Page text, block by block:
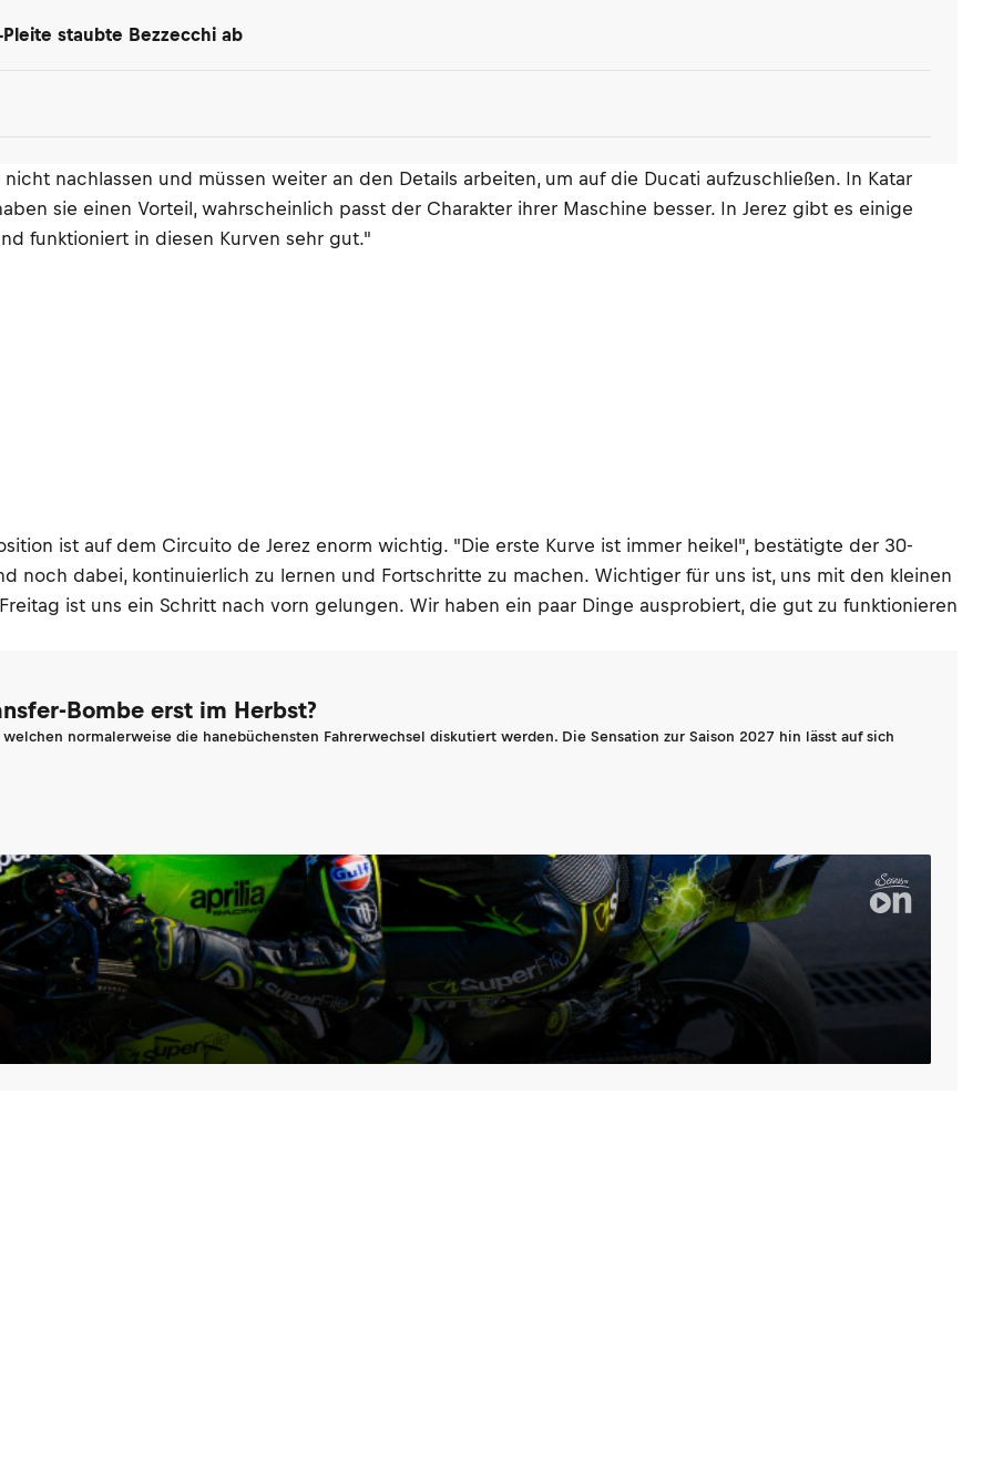
staubte Bezzecchi ab
nachlassen und müssen weiter an den Details arbeiten, um auf die Ducati aufzuschließen. In Katar
sie einen Vorteil, wahrscheinlich passt der Charakter ihrer Maschine besser. In Jerez gibt es einige
funktioniert in diesen Kurven sehr gut."
ist auf dem Circuito de Jerez enorm wichtig. "Die erste Kurve ist immer heikel", bestätigte der 30-
noch dabei, kontinuierlich zu lernen und Fortschritte zu machen. Wichtiger für uns ist, uns mit den kleinen
ist uns ein Schritt nach vorn gelungen. Wir haben ein paar Dinge ausprobiert, die gut zu funktionieren
Bombe erst im Herbst?
normalerweise die hanebüchensten Fahrerwechsel diskutiert werden. Die Sensation zur Saison 2027 hin lässt auf sich